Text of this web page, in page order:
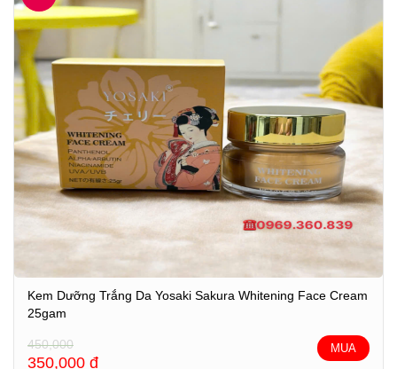
Kem Dưỡng Trắng Da Yosaki Sakura Whitening Face Cream
25gam
450,000
350,000 đ
MUA